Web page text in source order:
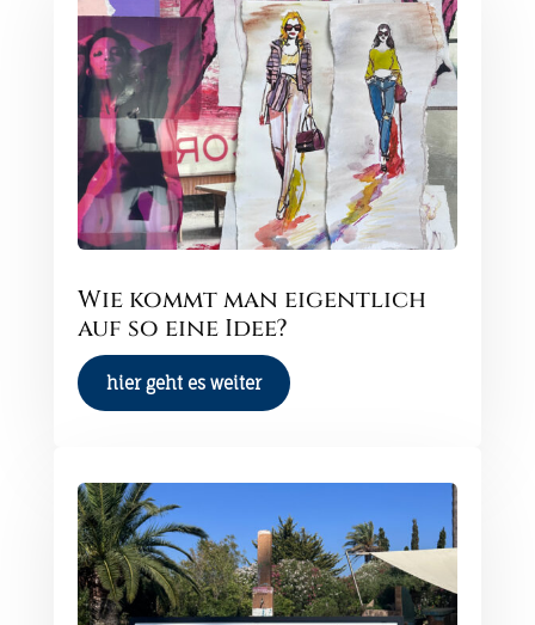
Wie kommt man eigentlich
auf so eine Idee?
hier geht es weiter